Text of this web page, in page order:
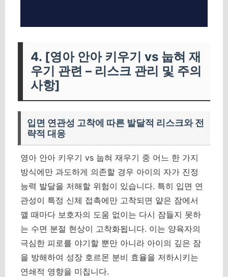
4. [영아 안아 키우기 vs 눕혀 재
우기 관련 – 리스크 관리 및 주의
사항]
입면 연관성 고착에 따른 발달적 리스크와 전
략적 대응
영아 안아 키우기 vs 눕혀 재우기 중 어느 한 가지
방식에만 과도하게 의존할 경우 아이의 자가 진정
능력 발달을 저해할 위험이 있습니다. 특히 입면 연
관성이 특정 신체 접촉에만 고착되면 얕은 잠에서
깰 때마다 보호자의 도움 없이는 다시 잠들지 못하
는 수면 분절 현상이 고착화됩니다. 이는 양육자의
극심한 피로를 야기할 뿐만 아니라 아이의 깊은 잠
을 방해하여 성장 호르몬 분비 효율을 저하시키는
연쇄적 영향을 미칩니다.